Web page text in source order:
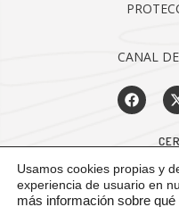
CANAL
Usamos cookies propias y
experiencia de usuario en
más información sobre